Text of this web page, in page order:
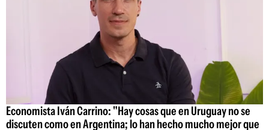
Economista Iván Carrino: "Hay cosas que en Uruguay no se
discuten como en Argentina; lo han hecho mucho mejor que